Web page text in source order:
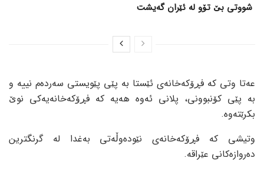
شووتی بێ تۆو لە ئێران گەیشت
عەتا وتی کە فڕۆکەخانەی ئێستا بە پێی پێویستی سەردەم نییە و
بە پێی کۆنبوونی، پلانی ئەوە هەیە کە فڕۆکەخانەیەکی نوێ
بکرێتەوە.
وتیشی کە فڕۆکەخانەی نێودەوڵەتی بەغدا لە گرنگترین
دەروازەکانی عێراقە.